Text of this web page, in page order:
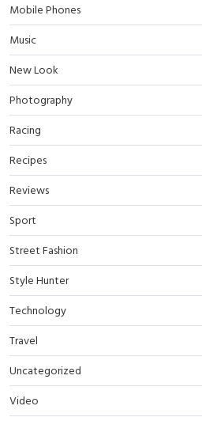
Mobile Phones
Music
New Look
Photography
Racing
Recipes
Reviews
Sport
Street Fashion
Style Hunter
Technology
Travel
Uncategorized
Video